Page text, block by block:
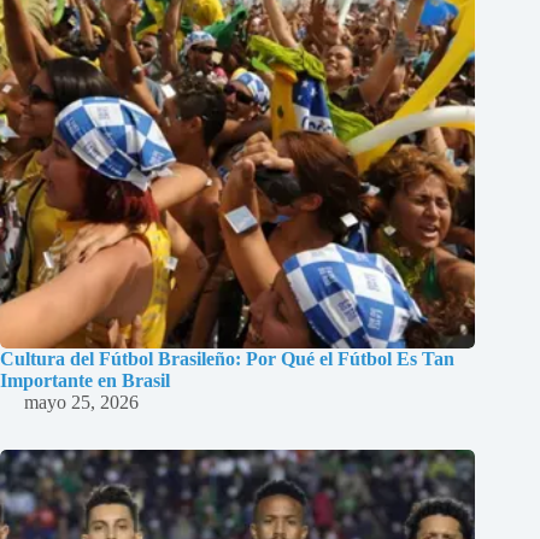
Cultura del Fútbol Brasileño: Por Qué el Fútbol Es Tan
Importante en Brasil
mayo 25, 2026